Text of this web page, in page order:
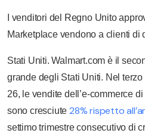
I venditori del Regno Unito
Marketplace vendono a clienti di
Stati Uniti. Walmart.com è il
grande degli Stati Uniti. Nel
26, le vendite dell’e-commerce
sono cresciute28% rispetto
settimo trimestre consecutivo di